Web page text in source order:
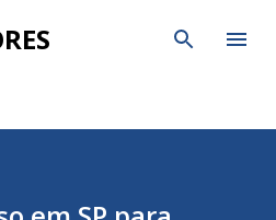
conteúdo principal